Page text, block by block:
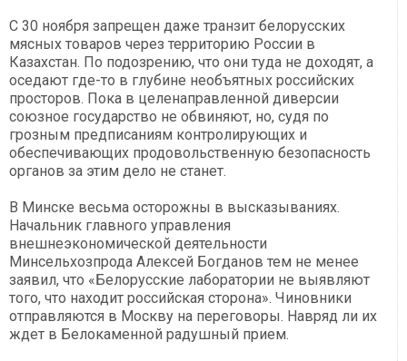
С 30 ноября запрещен даже транзит белорусских
мясных товаров через территорию России в
Казахстан. По подозрению, что они туда не доходят, а
оседают где-то в глубине необъятных российских
просторов. Пока в целенаправленной диверсии
союзное государство не обвиняют, но, судя по
грозным предписаниям контролирующих и
обеспечивающих продовольственную безопасность
органов за этим дело не станет.
В Минске весьма осторожны в высказываниях.
Начальник главного управления
внешнеэкономической деятельности
Минсельхозпрода Алексей Богданов тем не менее
заявил, что «Белорусские лаборатории не выявляют
того, что находит российская сторона». Чиновники
отправляются в Москву на переговоры. Навряд ли их
ждет в Белокаменной радушный прием.